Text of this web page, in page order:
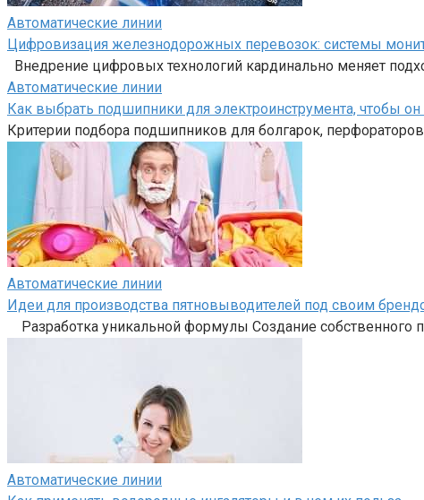
Автоматические линии
Цифровизация железнодорожных перевозок: системы
Внедрение цифровых технологий кардинально меняет
Автоматические линии
Как выбрать подшипники для электроинструмента, чтобы
Критерии подбора подшипников для болгарок,
Автоматические линии
Идеи для производства пятновыводителей под своим
Разработка уникальной формулы Создание собственного
Автоматические линии